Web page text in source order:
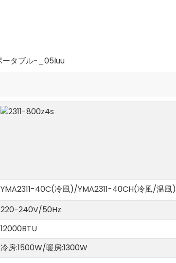
YMA2311-40C(冷風)/YMA2311-40CH(冷風/温風)
220-240V/50Hz
12000BTU
冷房:1500W/暖房:1300W